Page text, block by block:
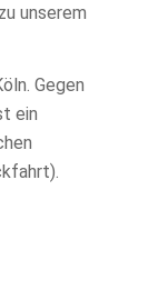
unserem
Gegen
ein